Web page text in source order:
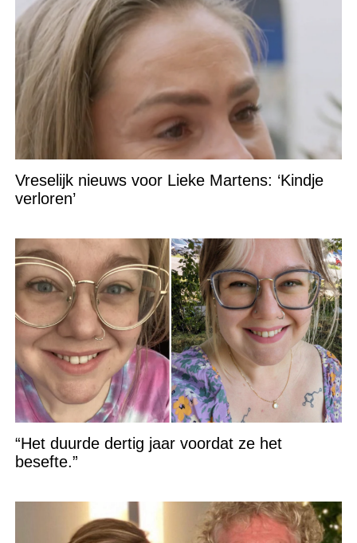
Vreselijk nieuws voor Lieke Martens: ‘Kindje
verloren’
“Het duurde dertig jaar voordat ze het
besefte.”